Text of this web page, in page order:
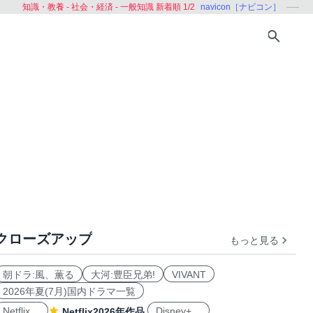
知識・教養 - 社会・経済 - 一般知識 新着順 1/2 navicon［ナビコン］
ローズアップ もっと見る
朝ドラ:風、薫る 大河:豊臣兄弟!
VIVANT
2026年夏(7月)国内ドラマ一覧